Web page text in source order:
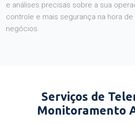
e análises precisas sobre a sua
controle e mais segurança na hora
negócios.
Serviços de
Monitoramento